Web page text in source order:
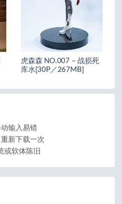
虎森森 NO.007 – 战损死
库水[30P／267MB]
输入易错
新下载一次
或软体陈旧